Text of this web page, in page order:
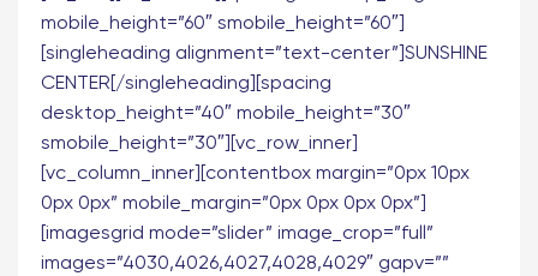
Dự án SUNSHINE CENTER
[vc_row][vc_column][spacing desktop_height=”80″
mobile_height=”60″ smobile_height=”60″]
[singleheading alignment=”text-center”]SUNSHINE
CENTER[/singleheading][spacing
desktop_height=”40″ mobile_height=”30″
smobile_height=”30″][vc_row_inner]
[vc_column_inner][contentbox margin=”0px 10px
0px 0px” mobile_margin=”0px 0px 0px 0px”]